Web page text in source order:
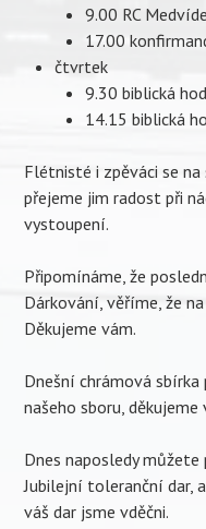
9.00 RC
17.00
čtvrtek
9.30 biblická
14.15 biblická
Flétnisté i zpěváci se
přejeme jim radost při
vystoupení.
Připomínáme, že
Dárkování, věříme, že
Děkujeme vám.
Dnešní chrámová
našeho sboru, děkujeme
Dnes naposledy
Jubilejní toleranční dar,
váš dar jsme vděčni.